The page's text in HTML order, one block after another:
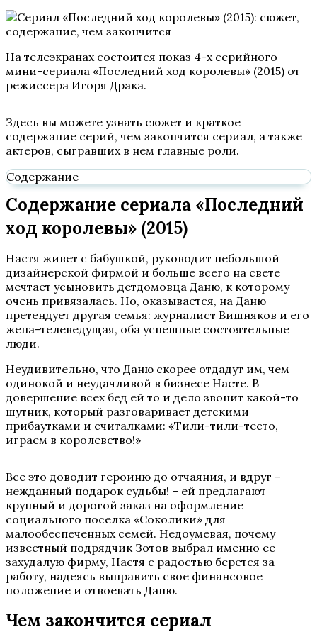
На телеэкранах состоится показ 4-х серийного
мини-сериала «Последний ход королевы» (2015) от
режиссера Игоря Драка.
Здесь вы можете узнать сюжет и краткое
содержание серий, чем закончится сериал, а также
актеров, сыгравших в нем главные роли.
Содержание
Содержание сериала «Последний
ход королевы» (2015)
Настя живет с бабушкой, руководит небольшой
дизайнерской фирмой и больше всего на свете
мечтает усыновить детдомовца Даню, к которому
очень привязалась. Но, оказывается, на Даню
претендует другая семья: журналист Вишняков и его
жена-телеведущая, оба успешные состоятельные
люди.
Неудивительно, что Даню скорее отдадут им, чем
одинокой и неудачливой в бизнесе Насте. В
довершение всех бед ей то и дело звонит какой-то
шутник, который разговаривает детскими
прибаутками и считалками: «Тили-тили-тесто,
играем в королевство!»
Все это доводит героиню до отчаяния, и вдруг –
нежданный подарок судьбы! – ей предлагают
крупный и дорогой заказ на оформление
социального поселка «Соколики» для
малообеспеченных семей. Недоумевая, почему
известный подрядчик Зотов выбрал именно ее
захудалую фирму, Настя с радостью берется за
работу, надеясь выправить свое финансовое
положение и отвоевать Даню.
Чем закончится сериал